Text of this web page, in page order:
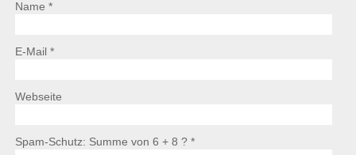
Name *
E-Mail *
Webseite
Spam-Schutz: Summe von 6 + 8 ? *